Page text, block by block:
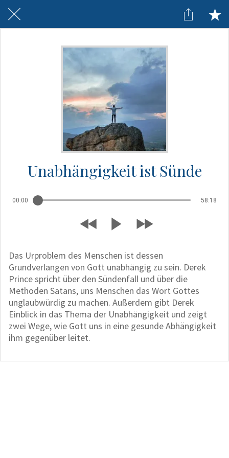
Unabhängigkeit ist Sünde
00:00 58:18
Das Urproblem des Menschen ist dessen
Grundverlangen von Gott unabhängig zu sein. Derek
Prince spricht über den Sündenfall und über die
Methoden Satans, uns Menschen das Wort Gottes
unglaubwürdig zu machen. Außerdem gibt Derek
Einblick in das Thema der Unabhängigkeit und zeigt
zwei Wege, wie Gott uns in eine gesunde Abhängigkeit
ihm gegenüber leitet.